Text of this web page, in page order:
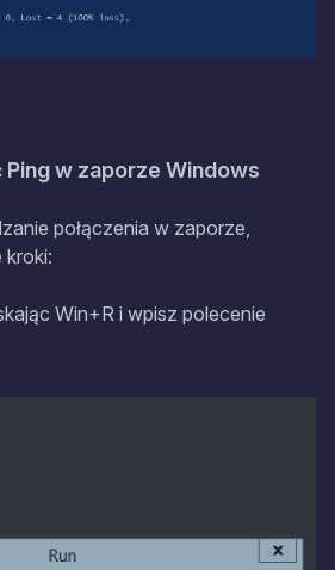
Ping w zaporze Windows
połączenia w zaporze,
kroki:
Win+R i wpisz polecenie